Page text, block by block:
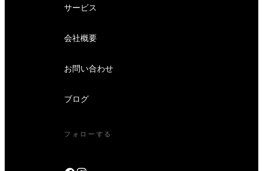
サービス
会社概要
お問い合わせ
ブログ
フォローする